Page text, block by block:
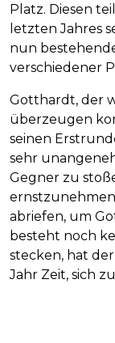
Platz. Diesen
letzten Jahres
nun
verschiedener
Gotthardt, der
überzeugen
seinen
sehr
Gegner zu
abriefen, um
besteht noch
stecken, hat
Jahr Zeit, sich